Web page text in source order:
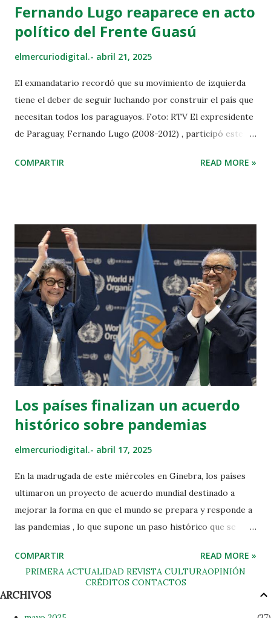
Fernando Lugo reaparece en acto
político del Frente Guasú
elmercuriodigital.- abril 21, 2025
El exmandatario recordó que su movimiento de izquierda
tiene el deber de seguir luchando por construir el país que
necesitan todos los paraguayos. Foto: RTV El expresidente
de Paraguay, Fernando Lugo (2008-2012) , participó este
se celebró el aniversario 17 de su llegada a la Presidencia,
el Partido Colorado. Durante el acto de masas, que se
realizó en la localidad de Liberación, departamento de San
Pedro (centro), el exmandatario recordó que su movimiento
de izquierda tiene el deber de seguir luchando por
construir el país que necesitan todos los paraguayos .
«Todos soñamos con un Paraguay diferente, un Paraguay
nuevo sin élites», aseveró Lugo , quien definió «el Paraguay
que necesitamos» como un país «en el que nos ayudamos…
todos juntos para que ese país que t...
COMPARTIR READ MORE »
Los países finalizan un acuerdo
histórico sobre pandemias
elmercuriodigital.- abril 17, 2025
En la madrugada de este miércoles en Ginebra, los países
ultimaron un proyecto de acuerdo mundial destinado a
mejorar la forma en que el mundo se prepara y responde a
las pandemias , lo que supone un paso histórico que se
su adopción. Elaborado tras más de tres años de
negociaciones bajo los auspicios de la Organización
Mundial de la Salud ( OMS ), el borrador esboza un marco
COMPARTIR READ MORE »
PRIMERA ACTUALIDAD REVISTA CULTURAOPINIÓN
CRÉDITOSCONTACTOS
ARCHIVOS